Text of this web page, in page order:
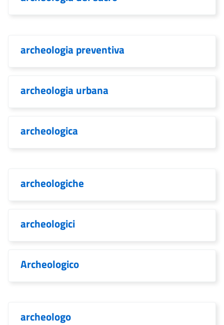
archeologia preventiva
archeologia urbana
archeologica
archeologiche
archeologici
Archeologico
archeologo